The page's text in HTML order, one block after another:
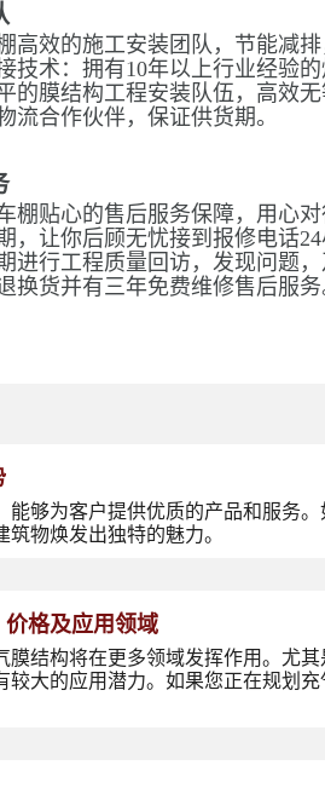
高效的施工安装团队，节能减
技术：拥有10年以上行业经验
的膜结构工程安装队伍，高效
流合作伙伴，保证供货期。
棚贴心的售后服务保障，用心
，让你后顾无忧接到报修电话
进行工程质量回访，发现问题
换货并有三年免费维修售后服务
够为客户提供优质的产品和服务
物焕发出独特的魅力。
格及应用领域
结构将在更多领域发挥作用。尤
大的应用潜力。如果您正在规划充